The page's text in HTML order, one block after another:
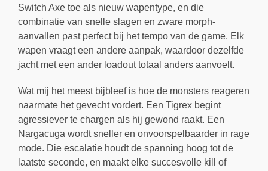
Switch Axe toe als nieuw wapentype, en die
combinatie van snelle slagen en zware morph-
aanvallen past perfect bij het tempo van de game. Elk
wapen vraagt een andere aanpak, waardoor dezelfde
jacht met een ander loadout totaal anders aanvoelt.
Wat mij het meest bijbleef is hoe de monsters reageren
naarmate het gevecht vordert. Een Tigrex begint
agressiever te chargen als hij gewond raakt. Een
Nargacuga wordt sneller en onvoorspelbaarder in rage
mode. Die escalatie houdt de spanning hoog tot de
laatste seconde, en maakt elke succesvolle kill of